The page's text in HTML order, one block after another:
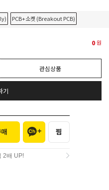
PCB+소켓 (Breakout PCB)
0원
관심상품
기
2배 UP!